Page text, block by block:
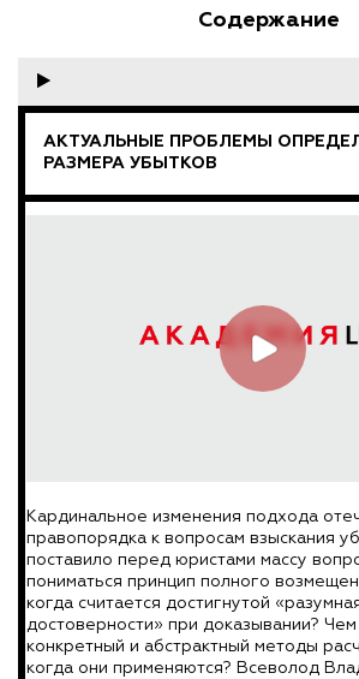
Содержание
АКТУАЛЬНЫЕ ПРОБЛЕМЫ
РАЗМЕРА УБЫТКОВ
Кардинальное изменения подхода
правопорядка к вопросам взыскания
поставило перед юристами массу
пониматься принцип полного
когда считается достигнутой
достоверности» при доказывании?
конкретный и абстрактный методы
когда они применяются? Всеволод